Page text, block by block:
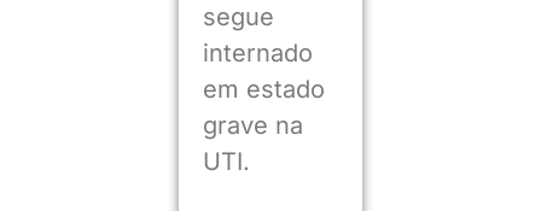
segue
internado
em estado
grave na
UTI.